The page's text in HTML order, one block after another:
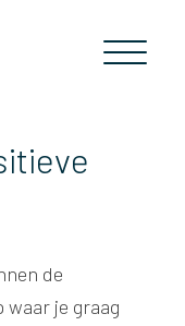
de
waar je graag